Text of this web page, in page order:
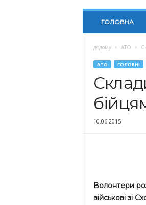
ГОЛОВНА
додому АТО
АТО ГОЛОВНІ
10.06.2015
Волонтери
військові зі